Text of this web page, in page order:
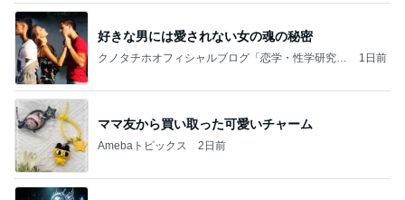
好きな男には愛されない女の魂の秘密
クノタチホオフィシャルブログ「恋学・性学研究
1日前
ママ友から買い取った可愛いチャーム
Amebaトピックス 2日前